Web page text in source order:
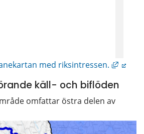
med riksintressen. Länk
käll- och biflöden
omfattar östra delen av